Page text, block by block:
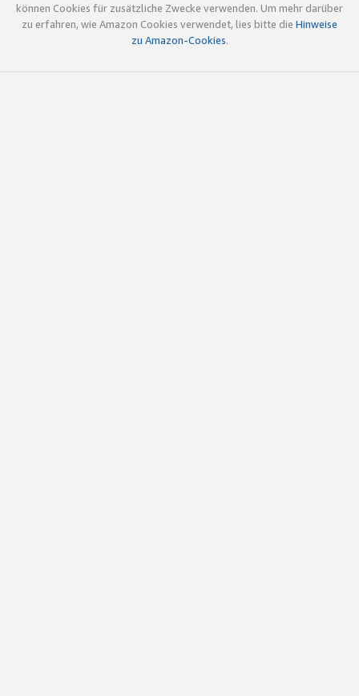
können Cookies für zusätzliche Zwecke verwenden. Um mehr darüber
zu erfahren, wie Amazon Cookies verwendet, lies bitte die Hinweise
zu Amazon-Cookies.